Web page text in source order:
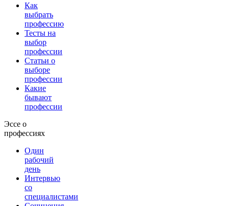
Как
выбрать
профессию
Тесты на
выбор
профессии
Статьи о
выборе
профессии
Какие
бывают
профессии
Эссе о
профессиях
Один
рабочий
день
Интервью
со
специалистами